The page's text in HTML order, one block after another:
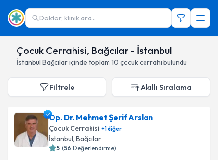
Doktor, klinik ara...
Çocuk Cerrahisi, Bağcılar - İstanbul
İstanbul Bağcılariçinde toplam 10 çocuk cerrahı bulundu
Filtrele Akıllı Sıralama
Op. Dr. Mehmet Şerif Arslan
Çocuk Cerrahisi +1diğer
İstanbul, Bağcılar
5 (56 Değerlendirme)